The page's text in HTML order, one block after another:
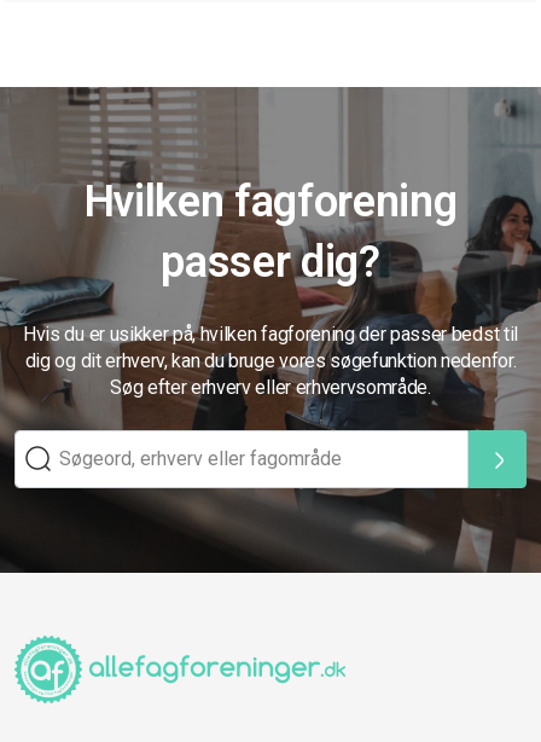
Hvilken fagforening
passer dig?
Hvis du er usikker på, hvilken fagforening der passer bedst til
dig og dit erhverv, kan du bruge vores søgefunktion nedenfor.
Søg efter erhverv eller erhvervsområde.